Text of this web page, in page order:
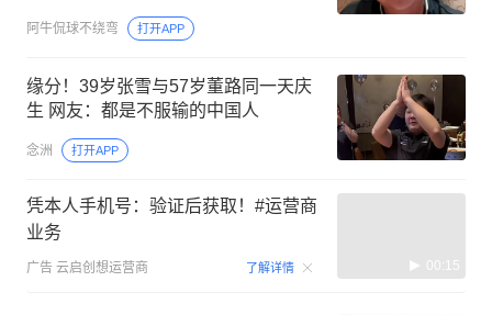
阿牛侃球不绕弯 打开APP
缘分！39岁张雪与57岁董路同一天庆
生 网友：都是不服输的中国人
念洲 打开APP
凭本人手机号：验证后获取！#运营商
业务
广告 云启创想运营商 了解详情 00:15